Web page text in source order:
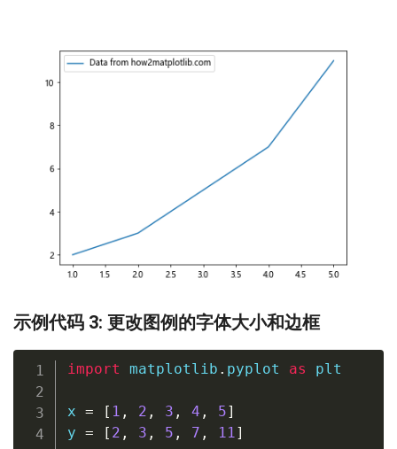
示例代码 3: 更改图例的字体大小和边框
import matplotlib . pyplot as plt
x = [ 1 , 2 , 3 , 4 , 5]
y = [ 2 , 3 , 5 , 7 , 11]